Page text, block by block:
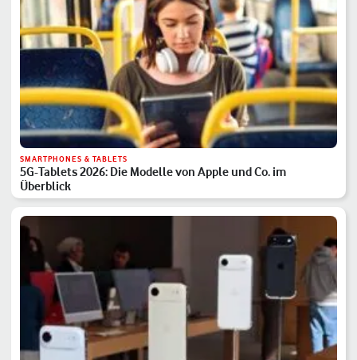
SMARTPHONES & TABLETS
5G-Tablets 2026: Die Modelle von Apple und Co. im
Überblick